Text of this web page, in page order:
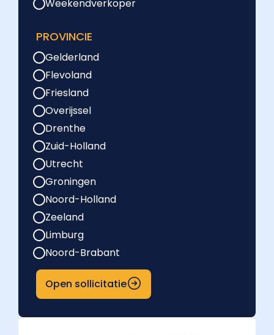
Weekendverkoper
PROVINCIE
Gelderland
Flevoland
Friesland
Overijssel
Drenthe
Zuid-Holland
Utrecht
Groningen
Noord-Holland
Zeeland
Limburg
Noord-Brabant
Open sollicitatie